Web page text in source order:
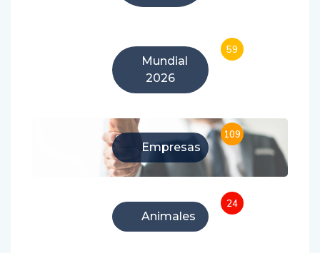
Mundial
2026
59
Empresas
109
Animales
24